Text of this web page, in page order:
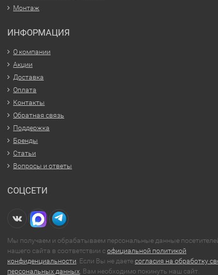
Монтаж
ИНФОРМАЦИЯ
О компании
Акции
Доставка
Оплата
Контакты
Обратная связь
Поддержка
Бренды
Статьи
Вопросы и ответы
СОЦСЕТИ
Мы получаем и обрабатываем персональные данные
нашего сайта в соответствии софициальной политикой
конфиденциальности. Если Вы не даетесогласия на обработку
персональных данных, Вам необходимо покинуть наш сайт.